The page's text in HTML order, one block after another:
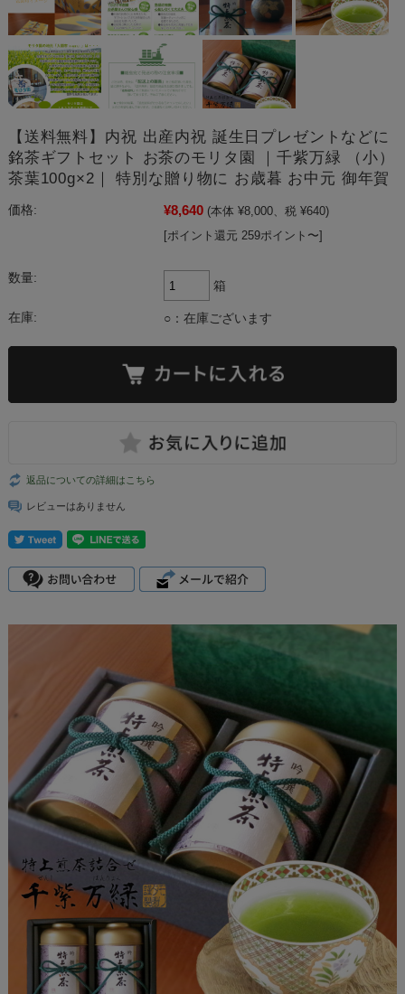
【送料無料】内祝 出産内祝 誕生日プレゼントなどに
銘茶ギフトセット お茶のモリタ園 ｜千紫万緑 （小）
茶葉100g×2｜ 特別な贈り物に お歳暮 お中元 御年賀
価格: ¥8,640 (本体 ¥8,000、税 ¥640)
[ポイント還元 259ポイント〜]
数量:
箱
在庫: ○：在庫ございます
返品についての詳細はこちら
レビューはありません